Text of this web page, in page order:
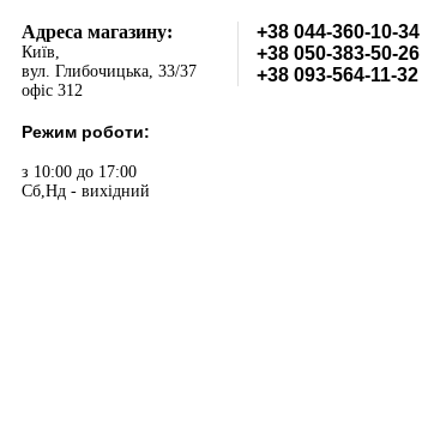
Адреса магазину:
Київ,
вул. Глибочицька, 33/37
офіс 312
Режим роботи:
з 10:00 до 17:00
Сб,Нд - вихідний
+38 044-360-10-34
+38 050-383-50-26
+38 093-564-11-32